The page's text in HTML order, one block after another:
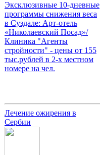
Эксклюзивные 10-дневные
программы снижения веса
в Суздале: Арт-отель
«Николаевский Посад»/
Клиника "Агенты
стройности" - цены от 155
тыс.рублей в 2-х местном
номере на чел.
Лечение ожирения в
Сербии